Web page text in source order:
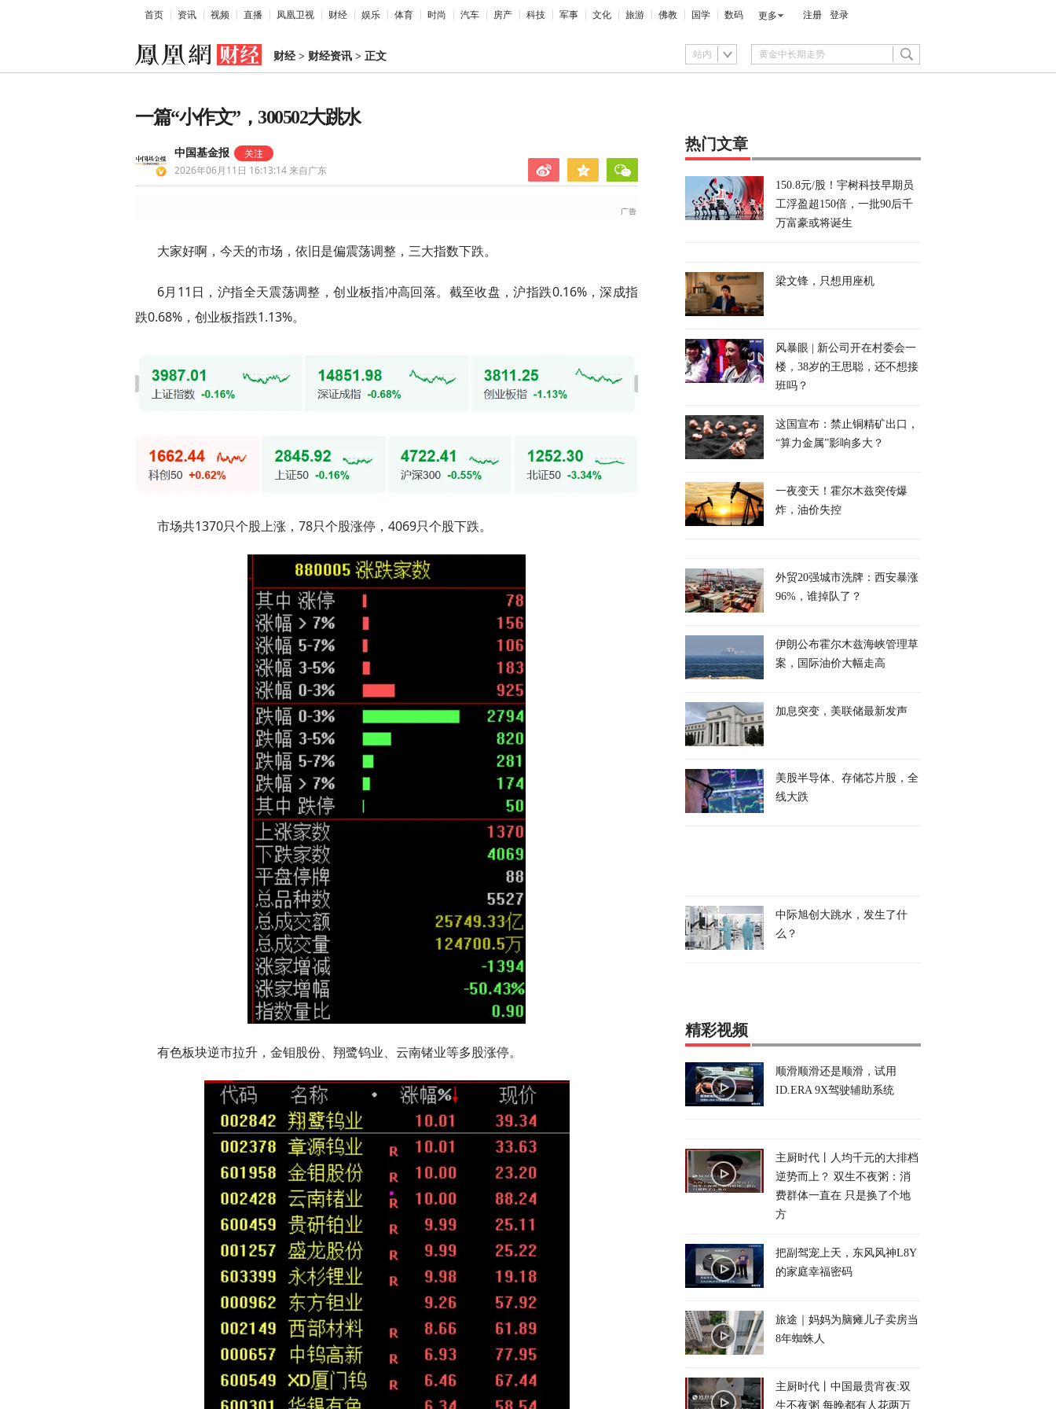
首页 资讯 视频 直播 凤凰卫视 财经 娱乐 体育 时尚 汽车 房产 科技 军事 文化 旅游 佛教 国学 数码 更多 注册 登录
财经> 财经资讯 > 正文 站内
一篇“小作文”，300502大跳水
中国基金报
2026年06月11日 16:13:14来自广东
大家好啊，今天的市场，依旧是偏震荡调整，三大指数下跌。
6月11日，沪指全天震荡调整，创业板指冲高回落。截至收盘，沪指跌0.16%，深成指
跌0.68%，创业板指跌1.13%。
市场共1370只个股上涨，78只个股涨停，4069只个股下跌。
有色板块逆市拉升，金钼股份、翔鹭钨业、云南锗业等多股涨停。
热门文章
150.8元/股！宇树科技早期员
工浮盈超150倍，一批90后千
万富豪或将诞生
梁文锋，只想用座机
风暴眼 | 新公司开在村委会一
楼，38岁的王思聪，还不想接
班吗？
这国宣布：禁止铜精矿出口，
“算力金属”影响多大？
一夜变天！霍尔木兹突传爆
炸，油价失控
外贸20强城市洗牌：西安暴涨
96%，谁掉队了？
伊朗公布霍尔木兹海峡管理草
案，国际油价大幅走高
加息突变，美联储最新发声
美股半导体、存储芯片股，全
线大跌
中际旭创大跳水，发生了什
么？
精彩视频
顺滑顺滑还是顺滑，试用
ID.ERA 9X驾驶辅助系统
主厨时代丨人均千元的大排档
逆势而上？ 双生不夜粥：消
费群体一直在 只是换了个地
方
把副驾宠上天，东风风神L8Y
的家庭幸福密码
旅途｜妈妈为脑瘫儿子卖房当
8年蜘蛛人
主厨时代丨中国最贵宵夜:双
生不夜粥 每晚都有人花两万